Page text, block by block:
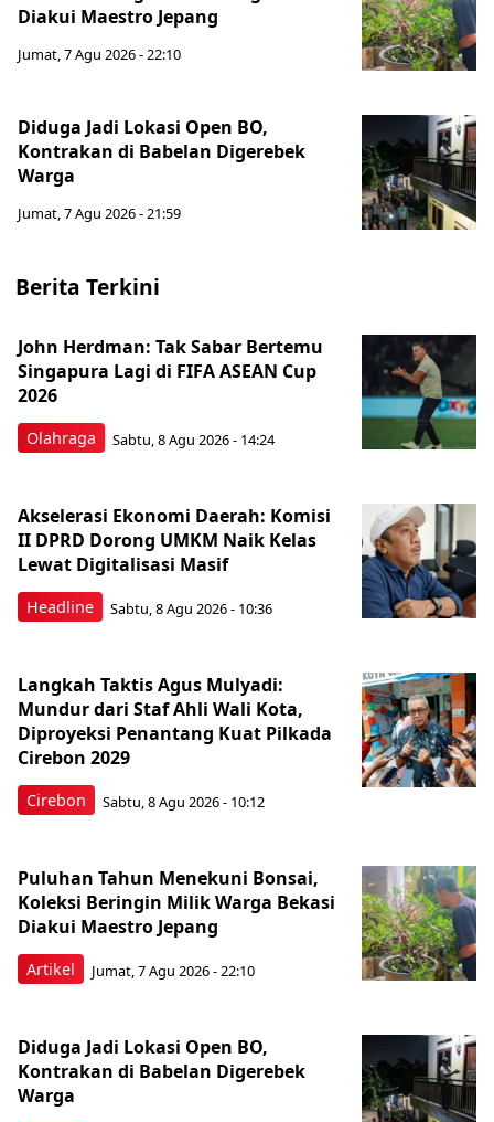
Diakui Maestro Jepang
Jumat, 7 Agu 2026 - 22:10
Diduga Jadi Lokasi Open BO,
Kontrakan di Babelan Digerebek
Warga
Jumat, 7 Agu 2026 - 21:59
Berita Terkini
Olahraga
John Herdman: Tak Sabar Bertemu
Singapura Lagi di FIFA ASEAN Cup
2026
Sabtu, 8 Agu 2026 - 14:24
Headline
Akselerasi Ekonomi Daerah: Komisi
II DPRD Dorong UMKM Naik Kelas
Lewat Digitalisasi Masif
Sabtu, 8 Agu 2026 - 10:36
Cirebon
Langkah Taktis Agus Mulyadi:
Mundur dari Staf Ahli Wali Kota,
Diproyeksi Penantang Kuat Pilkada
Cirebon 2029
Sabtu, 8 Agu 2026 - 10:12
Artikel
Puluhan Tahun Menekuni Bonsai,
Koleksi Beringin Milik Warga Bekasi
Diakui Maestro Jepang
Jumat, 7 Agu 2026 - 22:10
Diduga Jadi Lokasi Open BO,
Kontrakan di Babelan Digerebek
Warga